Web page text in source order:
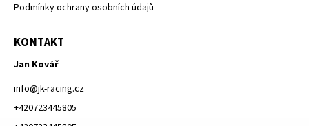
Podmínky ochrany osobních údajů
KONTAKT
Jan Kovář
info@jk-racing.cz
+420723445805